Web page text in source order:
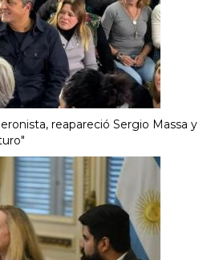
reapareció Sergio Massa y